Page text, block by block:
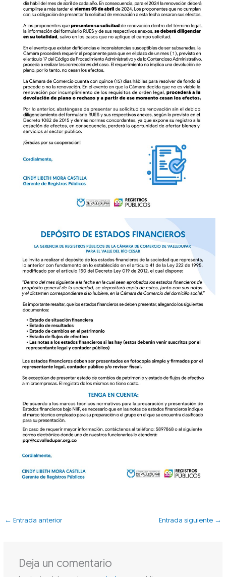
← Entrada anterior Entrada siguiente →
Deja un comentario